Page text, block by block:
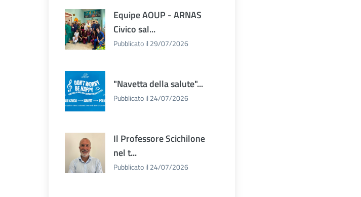
Equipe AOUP - ARNAS
Civico sal...
Pubblicato il 29/07/2026
"Navetta della salute"...
Pubblicato il 24/07/2026
Il Professore Scichilone
nel t...
Pubblicato il 24/07/2026